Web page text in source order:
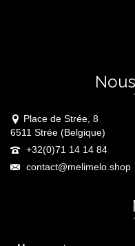
Place de Strée, 8
6511 Strée (Belgique)
+32(0)71 14 14 84
contact@melimelo.shop